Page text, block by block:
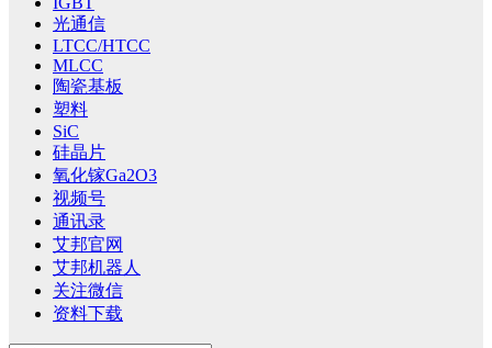
光通信
LTCC/HTCC
MLCC
陶瓷基板
塑料
SiC
硅晶片
氧化镓Ga2O3
视频号
通讯录
艾邦官网
艾邦机器人
关注微信
资料下载